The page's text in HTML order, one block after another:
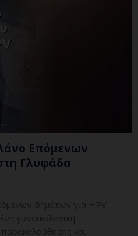
Επόμενων
Γλυφάδα
Βημάτων για HPV
γυναικολογική
και